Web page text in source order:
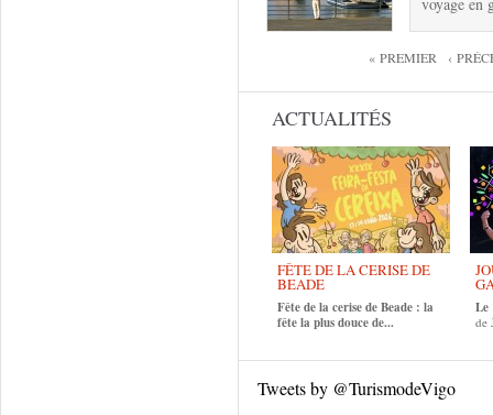
« PREMIER ‹
ACTUALITÉS
FÊTE DE LA CERISE DE
BEADE
Fête de la cerise de Beade : la
fête la plus douce de...
Le
de
Tweets by @TurismodeVigo